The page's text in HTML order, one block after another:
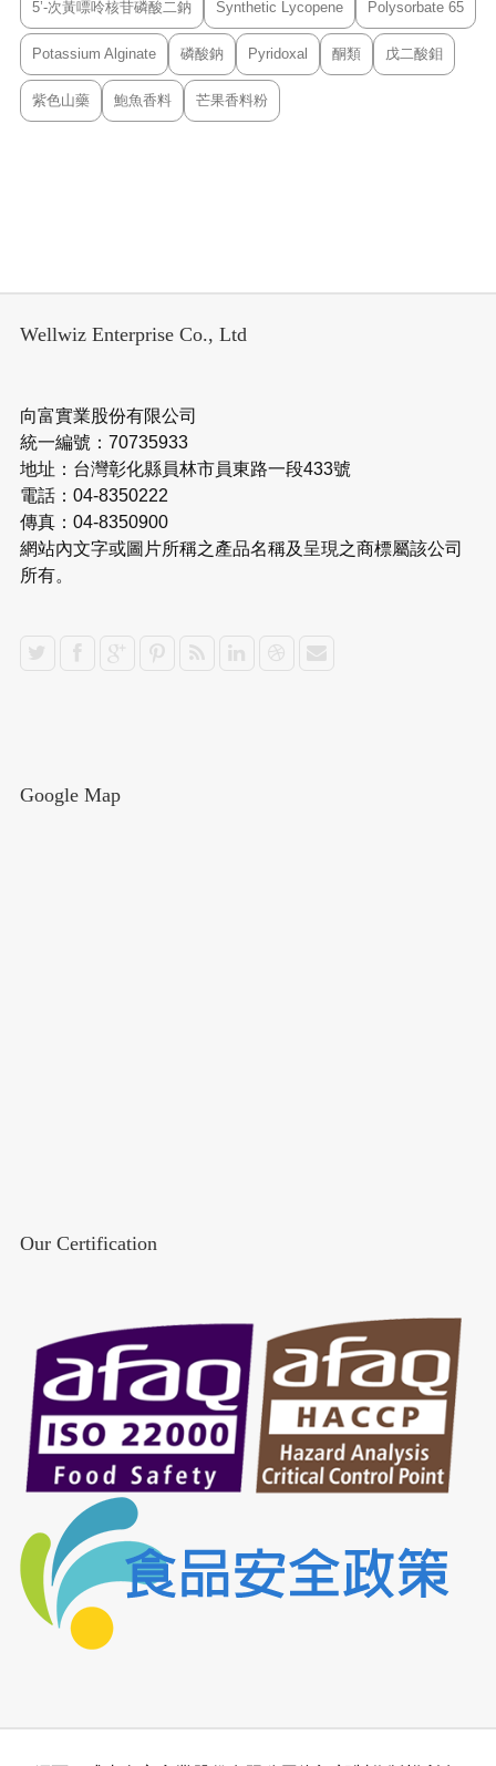
5’-次黃嘌呤核苷磷酸二鈉 Synthetic Lycopene Polysorbate 65
Potassium Alginate 磷酸鈉 Pyridoxal 酮類 戊二酸鉬
紫色山藥 鮑魚香料 芒果香料粉
Wellwiz Enterprise Co., Ltd
向富實業股份有限公司
統一編號：70735933
地址：台灣彰化縣員林市員東路一段433號
電話：04-8350222
傳真：04-8350900
網站內文字或圖片所稱之產品名稱及呈現之商標屬該公司
所有。
Google Map
Our Certification